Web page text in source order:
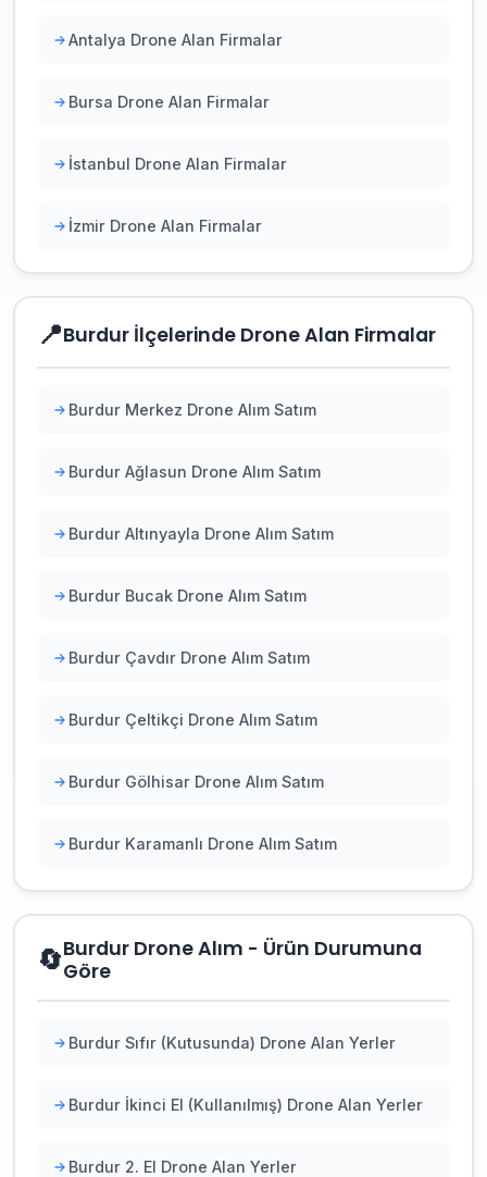
Antalya Drone Alan Firmalar
Bursa Drone Alan Firmalar
İstanbul Drone Alan Firmalar
İzmir Drone Alan Firmalar
📍Burdur İlçelerinde Drone Alan Firmalar
Burdur Merkez Drone Alım Satım
Burdur Ağlasun Drone Alım Satım
Burdur Altınyayla Drone Alım Satım
Burdur Bucak Drone Alım Satım
Burdur Çavdır Drone Alım Satım
Burdur Çeltikçi Drone Alım Satım
Burdur Gölhisar Drone Alım Satım
Burdur Karamanlı Drone Alım Satım
🔄Burdur Drone Alım - Ürün Durumuna
Göre
Burdur Sıfır (Kutusunda) Drone Alan Yerler
Burdur İkinci El (Kullanılmış) Drone Alan Yerler
Burdur 2. El Drone Alan Yerler